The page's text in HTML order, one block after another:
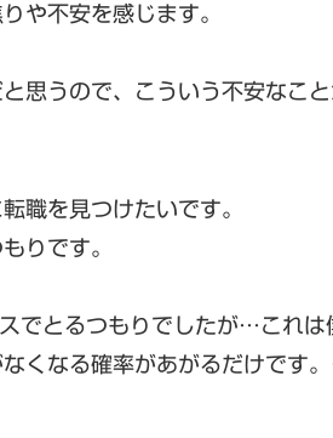
や不安を感じます。
思うので、こういう不安なこ
職を見つけたいです。
りです。
でとるつもりでしたが…これは
くなる確率があがるだけです